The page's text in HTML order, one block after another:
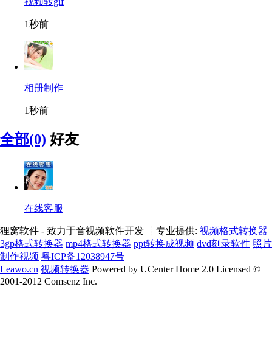
1秒前
相册制作
1秒前
全部(0) 好友
在线客服
狸窝软件 - 致力于音视频软件开发 ┊专业提供: 视频格式转换器
3gp格式转换器 mp4格式转换器 ppt转换成视频 dvd刻录软件 照片
制作视频 粤ICP备12038947号
Leawo.cn 视频转换器 Powered by UCenter Home 2.0 Licensed ©
2001-2012 Comsenz Inc.